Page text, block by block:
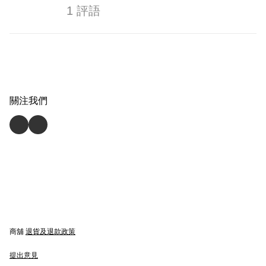
1 評語
關注我們
商舖 退貨及退款政策
提出意見